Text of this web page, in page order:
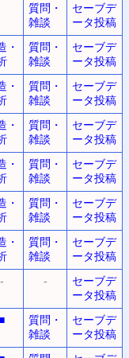
質問・
雑談
セーブデ
ータ投稿
・
質問・
雑談
セーブデ
ータ投稿
・
質問・
雑談
セーブデ
ータ投稿
・
質問・
雑談
セーブデ
ータ投稿
・
質問・
雑談
セーブデ
ータ投稿
・
質問・
雑談
セーブデ
ータ投稿
・
質問・
雑談
セーブデ
ータ投稿
- -
セーブデ
ータ投稿
質問・
雑談
セーブデ
ータ投稿